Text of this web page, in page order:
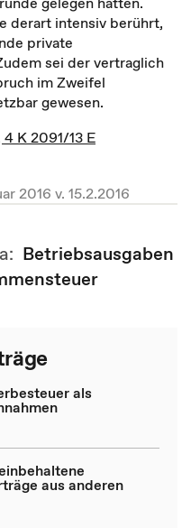
derart intensiv berührt,
private
sei der vertraglich
im Zweifel
gewesen.
4 K 2091/13 E
2016 v. 15.2.2016
Betriebsausgaben
als
aus anderen